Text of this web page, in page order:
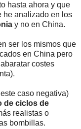
hasta ahora y que
he analizado en los
y no en China.
ser los mismos que
en China pero
costes
caso negativa)
de ciclos de
realistas o
bombillas.